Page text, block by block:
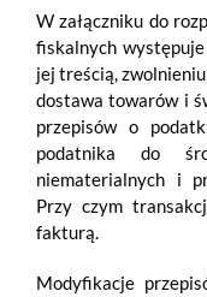
W załączniku do
fiskalnych
jej treścią,
dostawa towarów i
przepisów o
podatnika do
niematerialnych i
Przy czym
fakturą.
Modyfikacje